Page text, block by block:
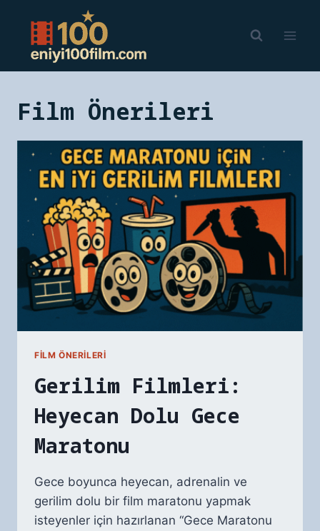
content
Film Önerileri
FILM ÖNERILERI
Gerilim Filmleri:
Heyecan Dolu Gece
Maratonu
Gece boyunca heyecan, adrenalin ve
gerilim dolu bir film maratonu yapmak
isteyenler için hazırlanan “Gece Maratonu